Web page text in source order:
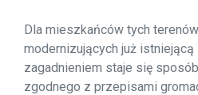
Dla mieszkańców tych
modernizujących już
zagadnieniem staje się
zgodnego z przepisami